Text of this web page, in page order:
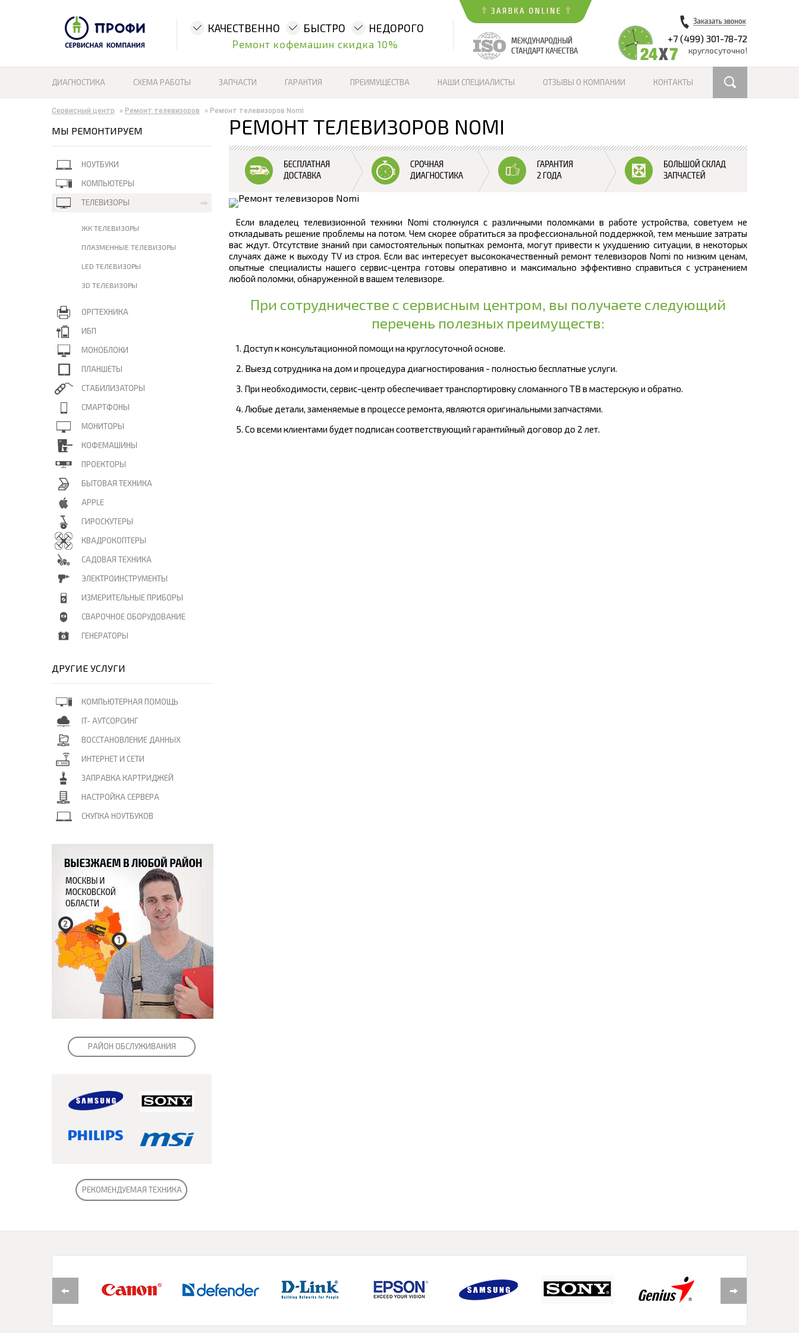
КАЧЕСТВЕННО БЫСТРО НЕДОРОГО
Ремонт кофемашин скидка 10% +7 (499) 301-78-72
круглосуточно!
ДИАГНОСТИКА СХЕМА РАБОТЫ ЗАПЧАСТИ ГАРАНТИЯ ПРЕИМУЩЕСТВА НАШИ СПЕЦИАЛИСТЫ ОТЗЫВЫ О КОМПАНИИ КОНТАКТЫ
Сервисный центр » Ремонт телевизоров » Ремонт телевизоров Nomi
МЫ РЕМОНТИРУЕМ
НОУТБУКИ
КОМПЬЮТЕРЫ
ТЕЛЕВИЗОРЫ
ЖК ТЕЛЕВИЗОРЫ
ПЛАЗМЕННЫЕ ТЕЛЕВИЗОРЫ
LED ТЕЛЕВИЗОРЫ
3D ТЕЛЕВИЗОРЫ
ОРГТЕХНИКА
ИБП
МОНОБЛОКИ
ПЛАНШЕТЫ
СТАБИЛИЗАТОРЫ
СМАРТФОНЫ
МОНИТОРЫ
КОФЕМАШИНЫ
ПРОЕКТОРЫ
БЫТОВАЯ ТЕХНИКА
APPLE
ГИРОСКУТЕРЫ
КВАДРОКОПТЕРЫ
САДОВАЯ ТЕХНИКА
ЭЛЕКТРОИНСТРУМЕНТЫ
ИЗМЕРИТЕЛЬНЫЕ ПРИБОРЫ
СВАРОЧНОЕ ОБОРУДОВАНИЕ
ГЕНЕРАТОРЫ
ДРУГИЕ УСЛУГИ
КОМПЬЮТЕРНАЯ ПОМОЩЬ
IT- АУТСОРСИНГ
ВОССТАНОВЛЕНИЕ ДАННЫХ
ИНТЕРНЕТ И СЕТИ
ЗАПРАВКА КАРТРИДЖЕЙ
НАСТРОЙКА СЕРВЕРА
СКУПКА НОУТБУКОВ
РАЙОН ОБСЛУЖИВАНИЯ
РЕКОМЕНДУЕМАЯ ТЕХНИКА
РЕМОНТ ТЕЛЕВИЗОРОВ NOMI
Если владелец телевизионной техники Nomi столкнулся с различными поломками в работе устройства, советуем не
откладывать решение проблемы на потом. Чем скорее обратиться за профессиональной поддержкой, тем меньшие затраты
вас ждут. Отсутствие знаний при самостоятельных попытках ремонта, могут привести к ухудшению ситуации, в некоторых
случаях даже к выходу TV из строя. Если вас интересует высококачественный ремонт телевизоров Nomi по низким ценам,
опытные специалисты нашего сервис-центра готовы оперативно и максимально эффективно справиться с устранением
любой поломки, обнаруженной в вашем телевизоре.
При сотрудничестве с сервисным центром, вы получаете следующий
перечень полезных преимуществ:
1. Доступ к консультационной помощи на круглосуточной основе.
2. Выезд сотрудника на дом и процедура диагностирования - полностью бесплатные услуги.
3. При необходимости, сервис-центр обеспечивает транспортировку сломанного ТВ в мастерскую и обратно.
4. Любые детали, заменяемые в процессе ремонта, являются оригинальными запчастями.
5. Со всеми клиентами будет подписан соответствующий гарантийный договор до 2 лет.